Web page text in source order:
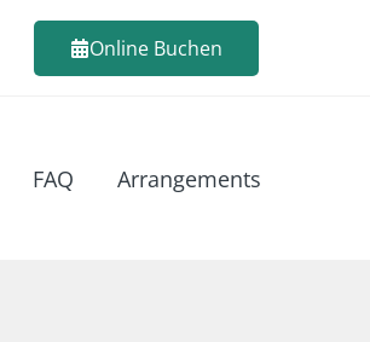
Online Buchen
FAQ Arrangements